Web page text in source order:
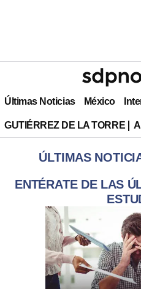
Últimas Noticias México
GUTIÉRREZ DE LA TORRE
ÚLTIMAS
ENTÉRATE DE LAS